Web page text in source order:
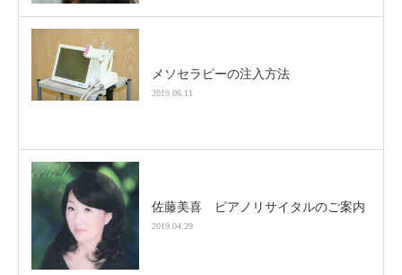
メソセラピーの注入方法
2019.06.11
佐藤美喜 ピアノリサイタルのご案内
2019.04.29